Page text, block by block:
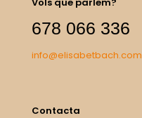
678 066 336
info@elisabetbach.com
Contacta